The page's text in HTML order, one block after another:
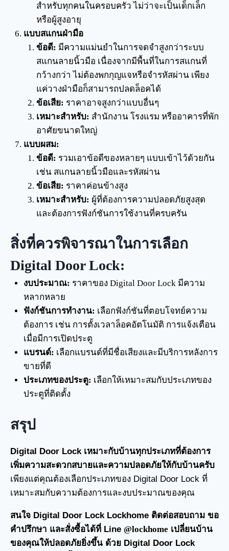
สำหรับทุกคนในครอบครัว ไม่ว่าจะเป็นเด็กเล็ก
หรือผู้สูงอายุ
แบบสแกนฝ่ามือ
ข้อดี: มีความแม่นยำในการจดจำสูงกว่าระบบ
สแกนลายนิ้วมือ เนื่องจากมีพื้นที่ในการสแกนที่
กว้างกว่า ไม่ต้องพกกุญแจหรือจำรหัสผ่าน เพียง
แค่วางฝ่ามือก็สามารถปลดล็อคได้
ข้อเสีย: ราคาอาจสูงกว่าแบบอื่นๆ
เหมาะสำหรับ: สำนักงาน โรงแรม หรืออาคารที่พัก
อาศัยขนาดใหญ่
แบบผสม:
ข้อดี: รวมเอาข้อดีของหลายๆ แบบเข้าไว้ด้วยกัน
เช่น สแกนลายนิ้วมือและรหัสผ่าน
ข้อเสีย: ราคาค่อนข้างสูง
เหมาะสำหรับ: ผู้ที่ต้องการความปลอดภัยสูงสุด
และต้องการฟังก์ชันการใช้งานที่ครบครัน
สิ่งที่ควรพิจารณาในการเลือก
Digital Door Lock:
งบประมาณ: ราคาของ Digital Door Lock มีความ
หลากหลาย
ฟังก์ชันการทำงาน: เลือกฟังก์ชันที่ตอบโจทย์ความ
ต้องการ เช่น การตั้งเวลาล็อคอัตโนมัติ การแจ้งเตือน
เมื่อมีการเปิดประตู
แบรนด์: เลือกแบรนด์ที่มีชื่อเสียงและมีบริการหลังการ
ขายที่ดี
ประเภทของประตู: เลือกให้เหมาะสมกับประเภทของ
ประตูที่ติดตั้ง
สรุป
Digital Door Lock เหมาะกับบ้านทุกประเภทที่ต้องการ
เพิ่มความสะดวกสบายและความปลอดภัยให้กับบ้านครับ
เพียงแต่คุณต้องเลือกประเภทของ Digital Door Lock ที่
เหมาะสมกับความต้องการและงบประมาณของคุณ
สนใจ Digital Door Lock Lockhome ติดต่อสอบถาม ขอ
คำปรึกษา และสั่งซื้อได้ที่ Line @lockhome เปลี่ยนบ้าน
ของคุณให้ปลอดภัยยิ่งขึ้น ด้วย Digital Door Lock